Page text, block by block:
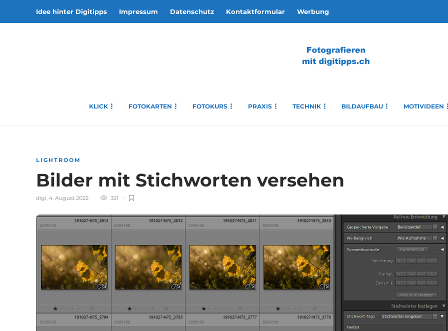
Idee hinter Digitipps Impressum Datenschutz Kontaktformular Werbung
KLICK FOTOKARTEN FOTOKURS PRAXIS TECHNIK BILDAUFBAU MOTIVIDEEN
LIGHTROOM
Bilder mit Stichworten versehen
digi, 4. August 2022 321